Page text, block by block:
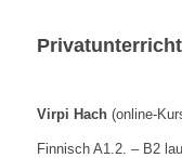
Privatunterricht
Virpi Hach(online-
Finnisch A1.2. – B2